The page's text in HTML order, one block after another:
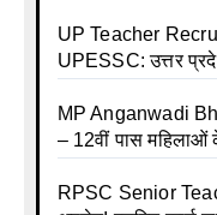
UP Teacher
UPESSC: उत्तर
MP Anganwadi
– 12वीं पास
RPSC Senior